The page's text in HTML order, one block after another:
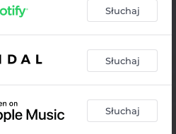
Słuchaj
Słuchaj
Słuchaj